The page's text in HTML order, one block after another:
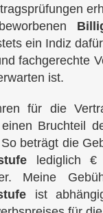
ein Indiz
fach­ge­rech­te
ist.
für die
Bruch­teil
beträgt die
ledig­lich €
Mei­ne
ist